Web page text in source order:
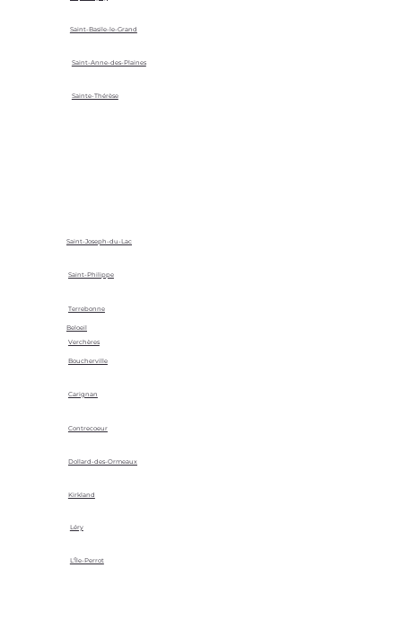
Saint-Basile-le-Grand
Saint-Anne-des-Plaines
Sainte-Thérèse
Saint-Joseph-du-Lac
Saint-Philippe
Terrebonne
Verchères
Beloeil
Boucherville
Carignan
Contrecoeur
Dollard-des-Ormeaux
Kirkland
Léry
L'Île-Perrot